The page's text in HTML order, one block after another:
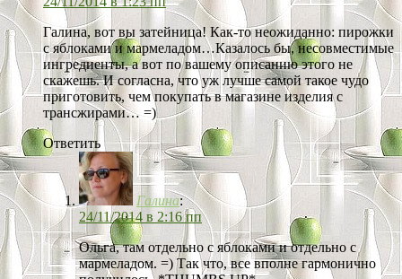
Галина, вот вы затейница! Как-то неожиданно: пирожки
с яблоками и мармеладом…Казалось бы, несовместимые
ингредиенты, а вот по вашему описанию этого не
скажешь. И согласна, что уж лучше самой такое чудо
приготовить, чем покупать в магазине изделия с
трансжирами… =)
Ответить
Галина:
24/11/2014 в 2:16 пп
Ольга, там отдельно с яблоками и отдельно с
мармеладом. =) Так что, все вполне гармонично